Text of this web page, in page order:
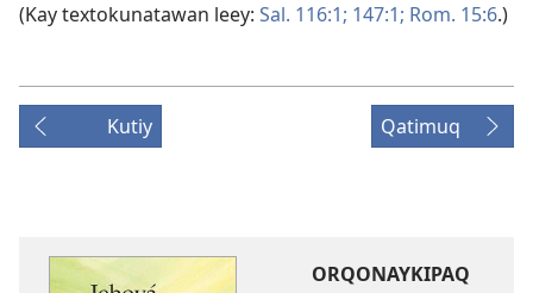
(Kay textokunatawan leey: Sal. 116:1; 147:1; Rom. 15:6.)
Kutiy Qatimuq
ORQONAYKIPAQ